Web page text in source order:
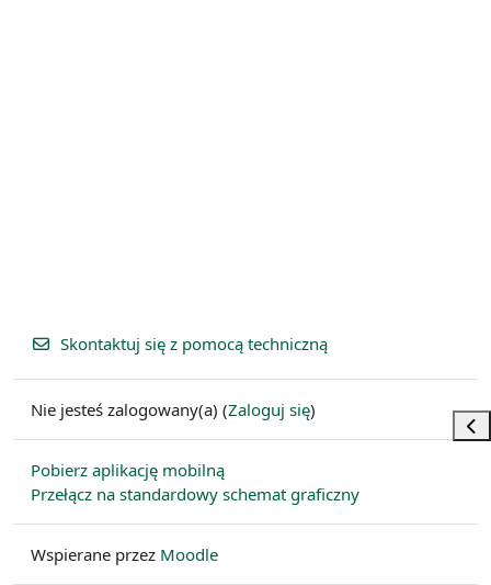
Skontaktuj się z pomocą techniczną
Nie jesteś zalogowany(a) (Zaloguj się)
Pobierz aplikację mobilną
Przełącz na standardowy schemat graficzny
Wspierane przez Moodle